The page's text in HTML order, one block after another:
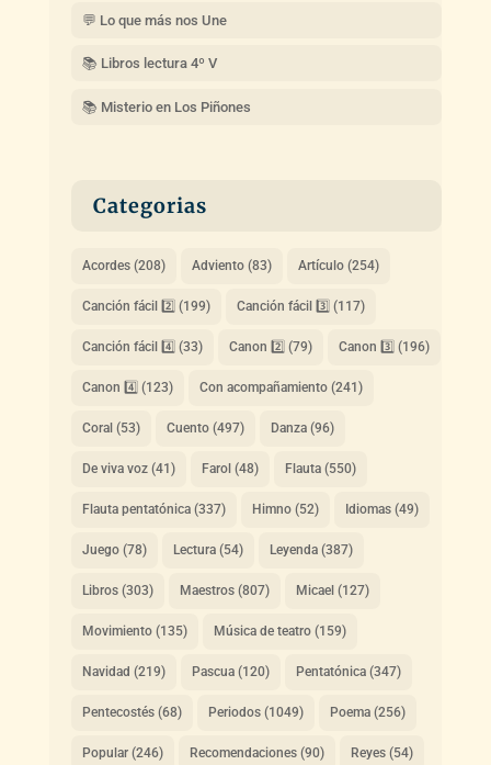
💬 Lo que más nos Une
📚 Libros lectura 4º V
📚 Misterio en Los Piñones
Categorias
Acordes(208) Adviento(83) Artículo(254)
Canción fácil 2️⃣ (199) Canción fácil 3️⃣ (117)
Canción fácil 4️⃣ (33) Canon 2️⃣ (79) Canon 3️⃣ (196)
Canon 4️⃣ (123) Con acompañamiento(241)
Coral(53) Cuento(497) Danza(96)
De viva voz(41) Farol(48) Flauta(550)
Flauta pentatónica(337) Himno(52) Idiomas(49)
Juego(78) Lectura(54) Leyenda(387)
Libros(303) Maestros(807) Micael(127)
Movimiento(135) Música de teatro(159)
Navidad (219) Pascua(120) Pentatónica(347)
Pentecostés(68) Periodos(1049) Poema(256)
Popular(246) Recomendaciones(90) Reyes(54)